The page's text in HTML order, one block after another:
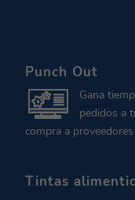
Punch Out
Gana
pedidos a
compra a
Tintas